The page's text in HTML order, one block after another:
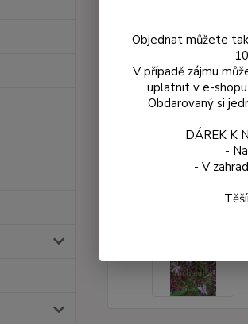
Objednat můžete
V případě zájmu
uplatnit v e-shopu
Obdarovaný si
DÁREK K
-
- V